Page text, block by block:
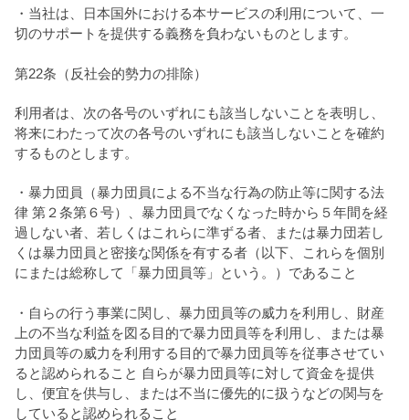
・当社は、日本国外における本サービスの利用について、一
切のサポートを提供する義務を負わないものとします。
第22条（反社会的勢力の排除）
利用者は、次の各号のいずれにも該当しないことを表明し、
将来にわたって次の各号のいずれにも該当しないことを確約
するものとします。
・暴力団員（暴力団員による不当な行為の防止等に関する法
律 第２条第６号）、暴力団員でなくなった時から５年間を経
過しない者、若しくはこれらに準ずる者、または暴力団若し
くは暴力団員と密接な関係を有する者（以下、これらを個別
にまたは総称して「暴力団員等」という。）であること
・自らの行う事業に関し、暴力団員等の威力を利用し、財産
上の不当な利益を図る目的で暴力団員等を利用し、または暴
力団員等の威力を利用する目的で暴力団員等を従事させてい
ると認められること 自らが暴力団員等に対して資金を提供
し、便宜を供与し、または不当に優先的に扱うなどの関与を
していると認められること